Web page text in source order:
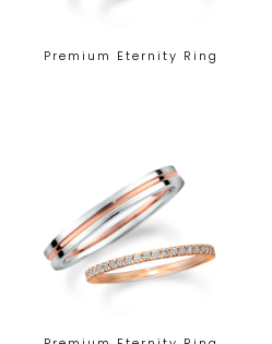
Premium Eternity Ring